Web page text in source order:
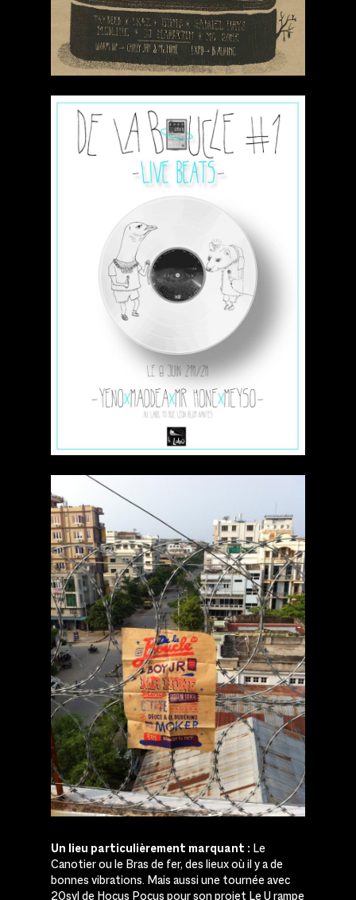
Un lieu particulièrement marquant : Le
Canotier ou le Bras de fer, des lieux où il y a de
bonnes vibrations. Mais aussi une tournée avec
20syl de Hocus Pocus pour son projet Le U rampe